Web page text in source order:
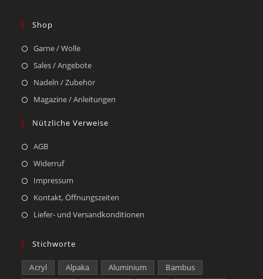
Shop
Garne / Wolle
Sales / Angebote
Nadeln / Zubehör
Magazine / Anleitungen
Nützliche Verweise
AGB
Widerruf
Impressum
Kontakt, Öffnungszeiten
Liefer- und Versandkonditionen
Stichworte
Acryl Alpaka Aluminium
Bambus